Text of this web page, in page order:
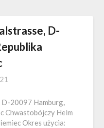
D-
D-20097 Hamburg,
Chwastobójczy Helm
Okres użycia: